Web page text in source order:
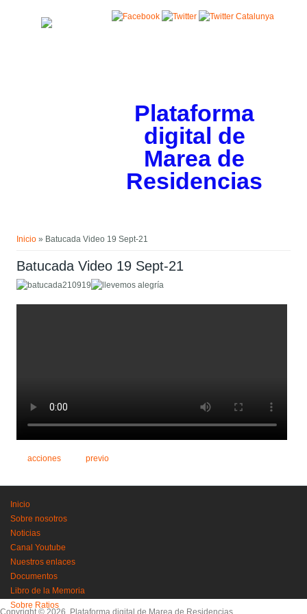
Plataforma
digital de
Marea de
Residencias
Inicio » Batucada Video 19 Sept-21
Batucada Video 19 Sept-21
acciones previo
Inicio
Sobre nosotros
Noticias
Canal Youtube
Nuestros enlaces
Documentos
Libro de la Memoria
Sobre Ratios
Copyright © 2026, Plataforma digital de Marea de Residencias